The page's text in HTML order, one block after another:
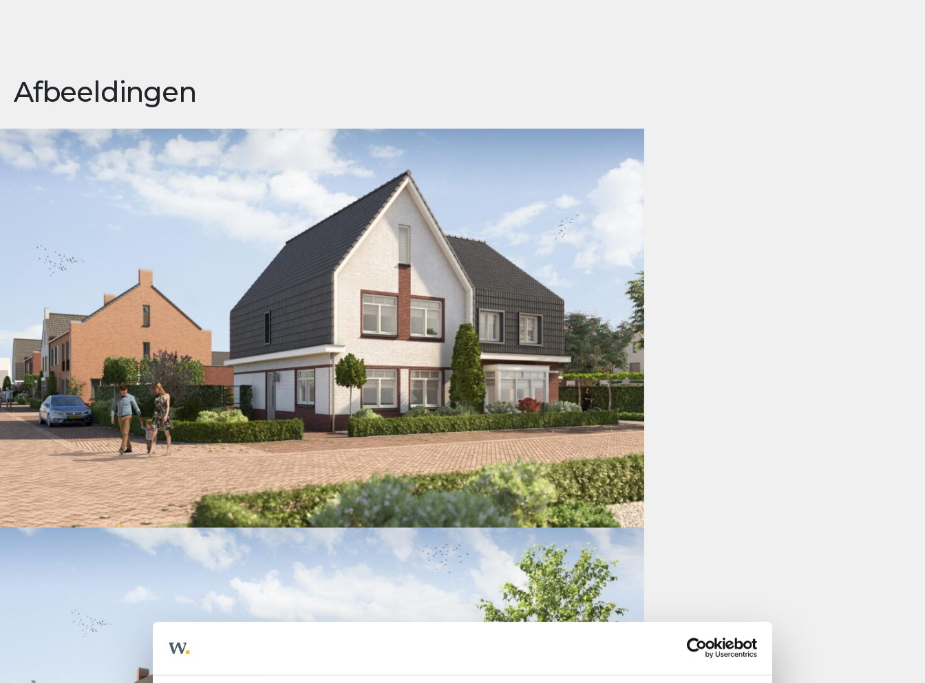
Afbeeldingen